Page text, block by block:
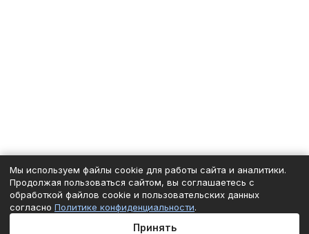
Мы используем файлы cookie для работы сайта и аналитики.
Продолжая пользоваться сайтом, вы соглашаетесь с
обработкой файлов cookie и пользовательских данных
согласно Политике конфиденциальности.
Принять